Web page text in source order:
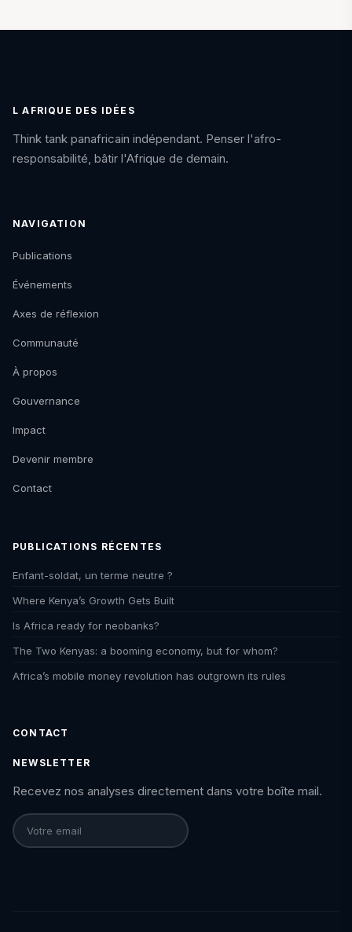
L AFRIQUE DES IDÉES
Think tank panafricain indépendant. Penser l'afro-
responsabilité, bâtir l'Afrique de demain.
NAVIGATION
Publications
Événements
Axes de réflexion
Communauté
À propos
Gouvernance
Impact
Devenir membre
Contact
PUBLICATIONS RÉCENTES
Enfant-soldat, un terme neutre ?
Where Kenya’s Growth Gets Built
Is Africa ready for neobanks?
The Two Kenyas: a booming economy, but for whom?
Africa’s mobile money revolution has outgrown its rules
CONTACT
NEWSLETTER
Recevez nos analyses directement dans votre boîte mail.